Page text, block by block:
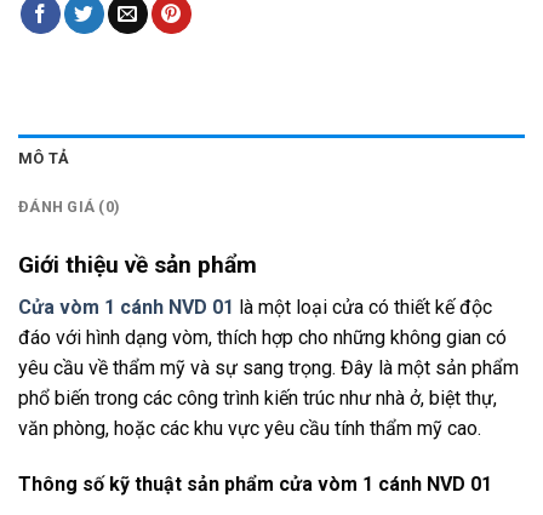
MÔ TẢ
ĐÁNH GIÁ (0)
Giới thiệu về sản phẩm
Cửa vòm 1 cánh NVD 01 là một loại cửa có thiết kế độc
đáo với hình dạng vòm, thích hợp cho những không gian có
yêu cầu về thẩm mỹ và sự sang trọng. Đây là một sản phẩm
phổ biến trong các công trình kiến trúc như nhà ở, biệt thự,
văn phòng, hoặc các khu vực yêu cầu tính thẩm mỹ cao.
Thông số kỹ thuật sản phẩm cửa vòm 1 cánh NVD 01